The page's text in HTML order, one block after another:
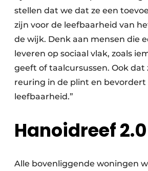
stellen dat we dat ze een
zijn voor de leefbaarheid van
de wijk. Denk aan mensen die
leveren op sociaal vlak, zoals
geeft of taalcursussen. Ook
reuring in de plint en bevordert
leefbaarheid.”
Hanoidreef 2.0
Alle bovenliggende woningen